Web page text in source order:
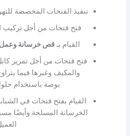
تنفيذ الفتحات المخصصة
فتح فتحات من أجل تركيب
القيام بـ قص خرسانة
فتح فتحات من أجل تمرير
بوصة باستخدام
القيام بفتح فتحات في
الخرسانة المسلحة وأيضًا